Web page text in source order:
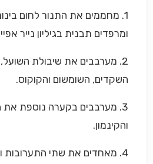
ומרפדים תבנית בגיליון נייר
2. מערבבים את שיבולת השועל,
השקדים, השומשום והקוקוס.
3. מערבבים בקערה נוספת
והקינמון.
4. מאחדים את שתי התערובות